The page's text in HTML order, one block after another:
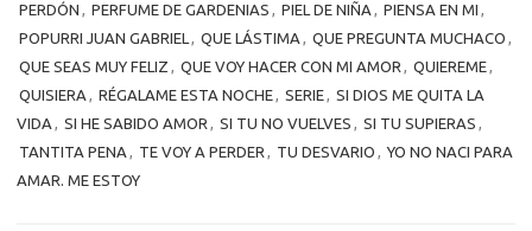
PERDÓN , PERFUME DE GARDENIAS , PIEL DE NIÑA , PIENSA EN MI ,
POPURRI JUAN GABRIEL , QUE LÁSTIMA , QUE PREGUNTA MUCHACO ,
QUE SEAS MUY FELIZ , QUE VOY HACER CON MI AMOR , QUIEREME,
QUISIERA , RÉGALAME ESTA NOCHE, SERIE, SI DIOS ME QUITA LA
VIDA , SI HE SABIDO AMOR , SI TU NO VUELVES , SI TU SUPIERAS ,
TANTITA PENA , TE VOY A PERDER , TU DESVARIO , YO NO NACI PARA
AMAR. ME ESTOY